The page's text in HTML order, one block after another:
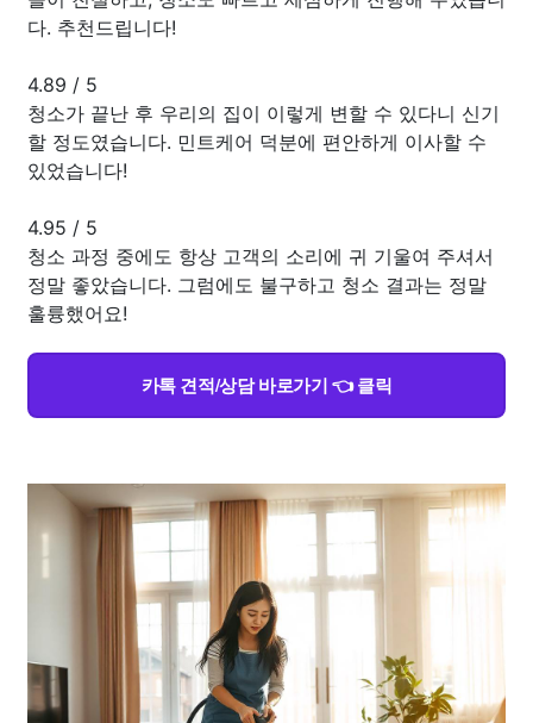
다. 추천드립니다!
4.89 / 5
청소가 끝난 후 우리의 집이 이렇게 변할 수 있다니 신기
할 정도였습니다. 민트케어 덕분에 편안하게 이사할 수
있었습니다!
4.95 / 5
청소 과정 중에도 항상 고객의 소리에 귀 기울여 주셔서
정말 좋았습니다. 그럼에도 불구하고 청소 결과는 정말
훌륭했어요!
카톡 견적/상담 바로가기 👈 클릭